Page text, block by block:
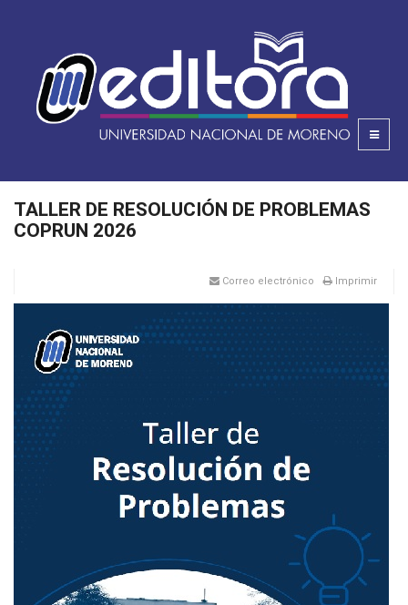
TALLER DE RESOLUCIÓN DE PROBLEMAS
COPRUN 2026
Imprimir
Correo electrónico